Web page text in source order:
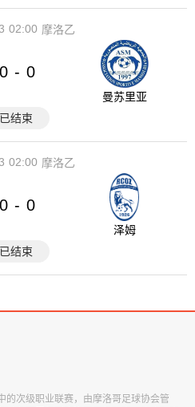
02:00 摩洛乙
0 - 0
曼苏里亚
已结束
02:00 摩洛乙
0 - 0
泽姆
已结束
的次级职业联赛，由摩洛哥足球协会管